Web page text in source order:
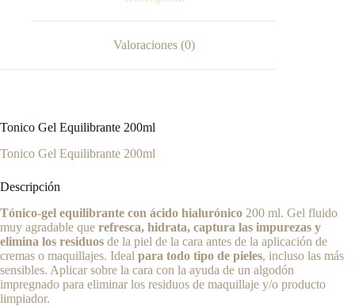
Valoraciones (0)
Tonico Gel Equilibrante 200ml
Tonico Gel Equilibrante 200ml
Descripción
Tónico-gel equilibrante con ácido hialurónico 200 ml. Gel fluido
muy agradable que refresca, hidrata, captura las impurezas y
elimina los residuos de la piel de la cara antes de la aplicación de
cremas o maquillajes. Ideal para todo tipo de pieles, incluso las más
sensibles. Aplicar sobre la cara con la ayuda de un algodón
impregnado para eliminar los residuos de maquillaje y/o producto
limpiador.